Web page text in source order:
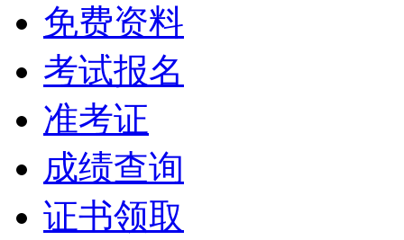
免费资料
考试报名
准考证
成绩查询
证书领取